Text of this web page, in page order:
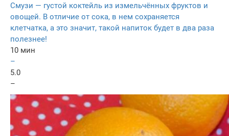
Смузи — густой коктейль из измельчённых фруктов и
овощей. В отличие от сока, в нем сохраняется
клетчатка, а это значит, такой напиток будет в два раза
полезнее!
10 мин
–
5.0
–